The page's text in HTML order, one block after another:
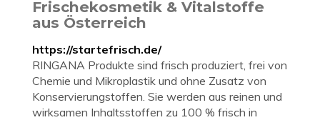
Frischekosmetik & Vitalstoffe
aus Österreich
https://startefrisch.de/
RINGANA Produkte sind frisch produziert, frei von
Chemie und Mikroplastik und ohne Zusatz von
Konservierungstoffen. Sie werden aus reinen und
wirksamen Inhaltsstoffen zu 100 % frisch in